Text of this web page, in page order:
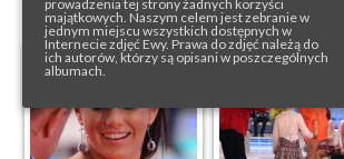
prowadzenia tej strony żadnych korzyści
majątkowych. Naszym celem jest zebranie w
jednym miejscu wszystkich dostępnych w
Internecie zdjęć Ewy. Prawa do zdjęć należą do
ich autorów, którzy są opisani w poszczególnych
albumach.